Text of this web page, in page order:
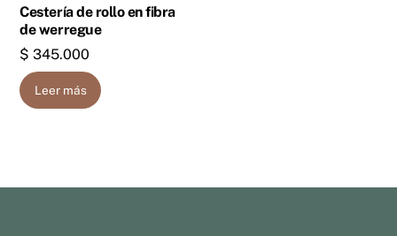
Cestería de rollo en fibra
de werregue
$ 345.000
Leer más